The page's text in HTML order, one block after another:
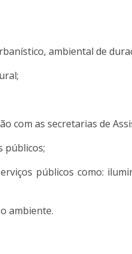
ambiental de
com as secretarias de
públicos;
públicos como:
ambiente.